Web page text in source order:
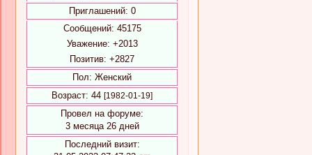
Приглашений: 0
Сообщений: 45175
Уважение: +2013
Позитив: +2827
Пол: Женский
Возраст: 44 [1982-01-19]
Провел на форуме:
3 месяца 26 дней
Последний визит: